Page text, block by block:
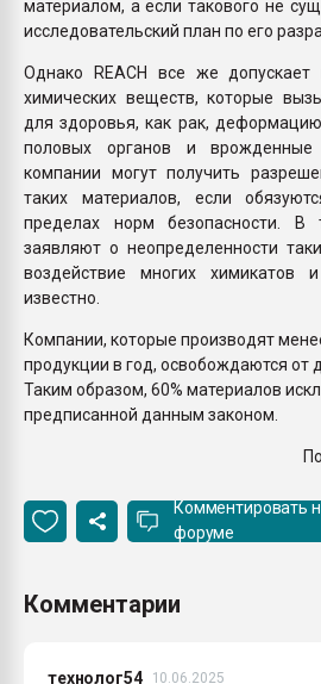
материалом, а если такового не
исследовательский план по его
Однако REACH все же допускает
химических веществ, которые
для здоровья, как рак,
половых органов и врожденные
компании могут получить
таких материалов, если
пределах норм безопасности.
заявляют о неопределенности
воздействие многих
известно.
Компании, которые производят
продукции в год, освобождаются от
Таким образом, 60% материалов
предписанной данным законом.
Комментировать
форуме
Комментарии
технолог54
10.06.2025